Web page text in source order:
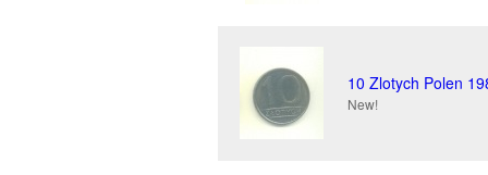
10 Zlotych Polen
New!